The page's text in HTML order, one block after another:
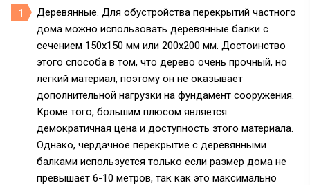
Деревянные. Для обустройства перекрытий частного
дома можно использовать деревянные балки с
сечением 150х150 мм или 200х200 мм. Достоинство
этого способа в том, что дерево очень прочный, но
легкий материал, поэтому он не оказывает
дополнительной нагрузки на фундамент сооружения.
Кроме того, большим плюсом является
демократичная цена и доступность этого материала.
Однако, чердачное перекрытие с деревянными
балками используется только если размер дома не
превышает 6-10 метров, так как это максимально